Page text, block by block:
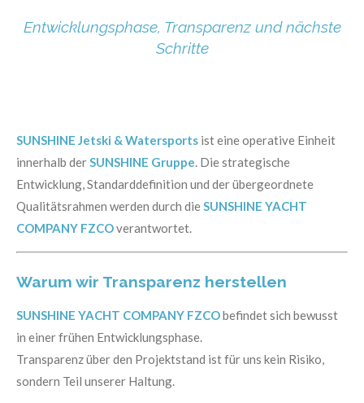
Entwicklungsphase, Transparenz und nächste
Schritte
SUNSHINE Jetski & Watersports ist eine operative Einheit
innerhalb der SUNSHINE Gruppe . Die strategische
Entwicklung, Standarddefinition und der übergeordnete
Qualitätsrahmen werden durch die SUNSHINE YACHT
COMPANY FZCOverantwortet.
Warum wir Transparenz herstellen
SUNSHINE YACHT COMPANY FZCObefindet sich bewusst
in einer frühen Entwicklungsphase.
Transparenz über den Projektstand ist für uns kein Risiko,
sondern Teil unserer Haltung.